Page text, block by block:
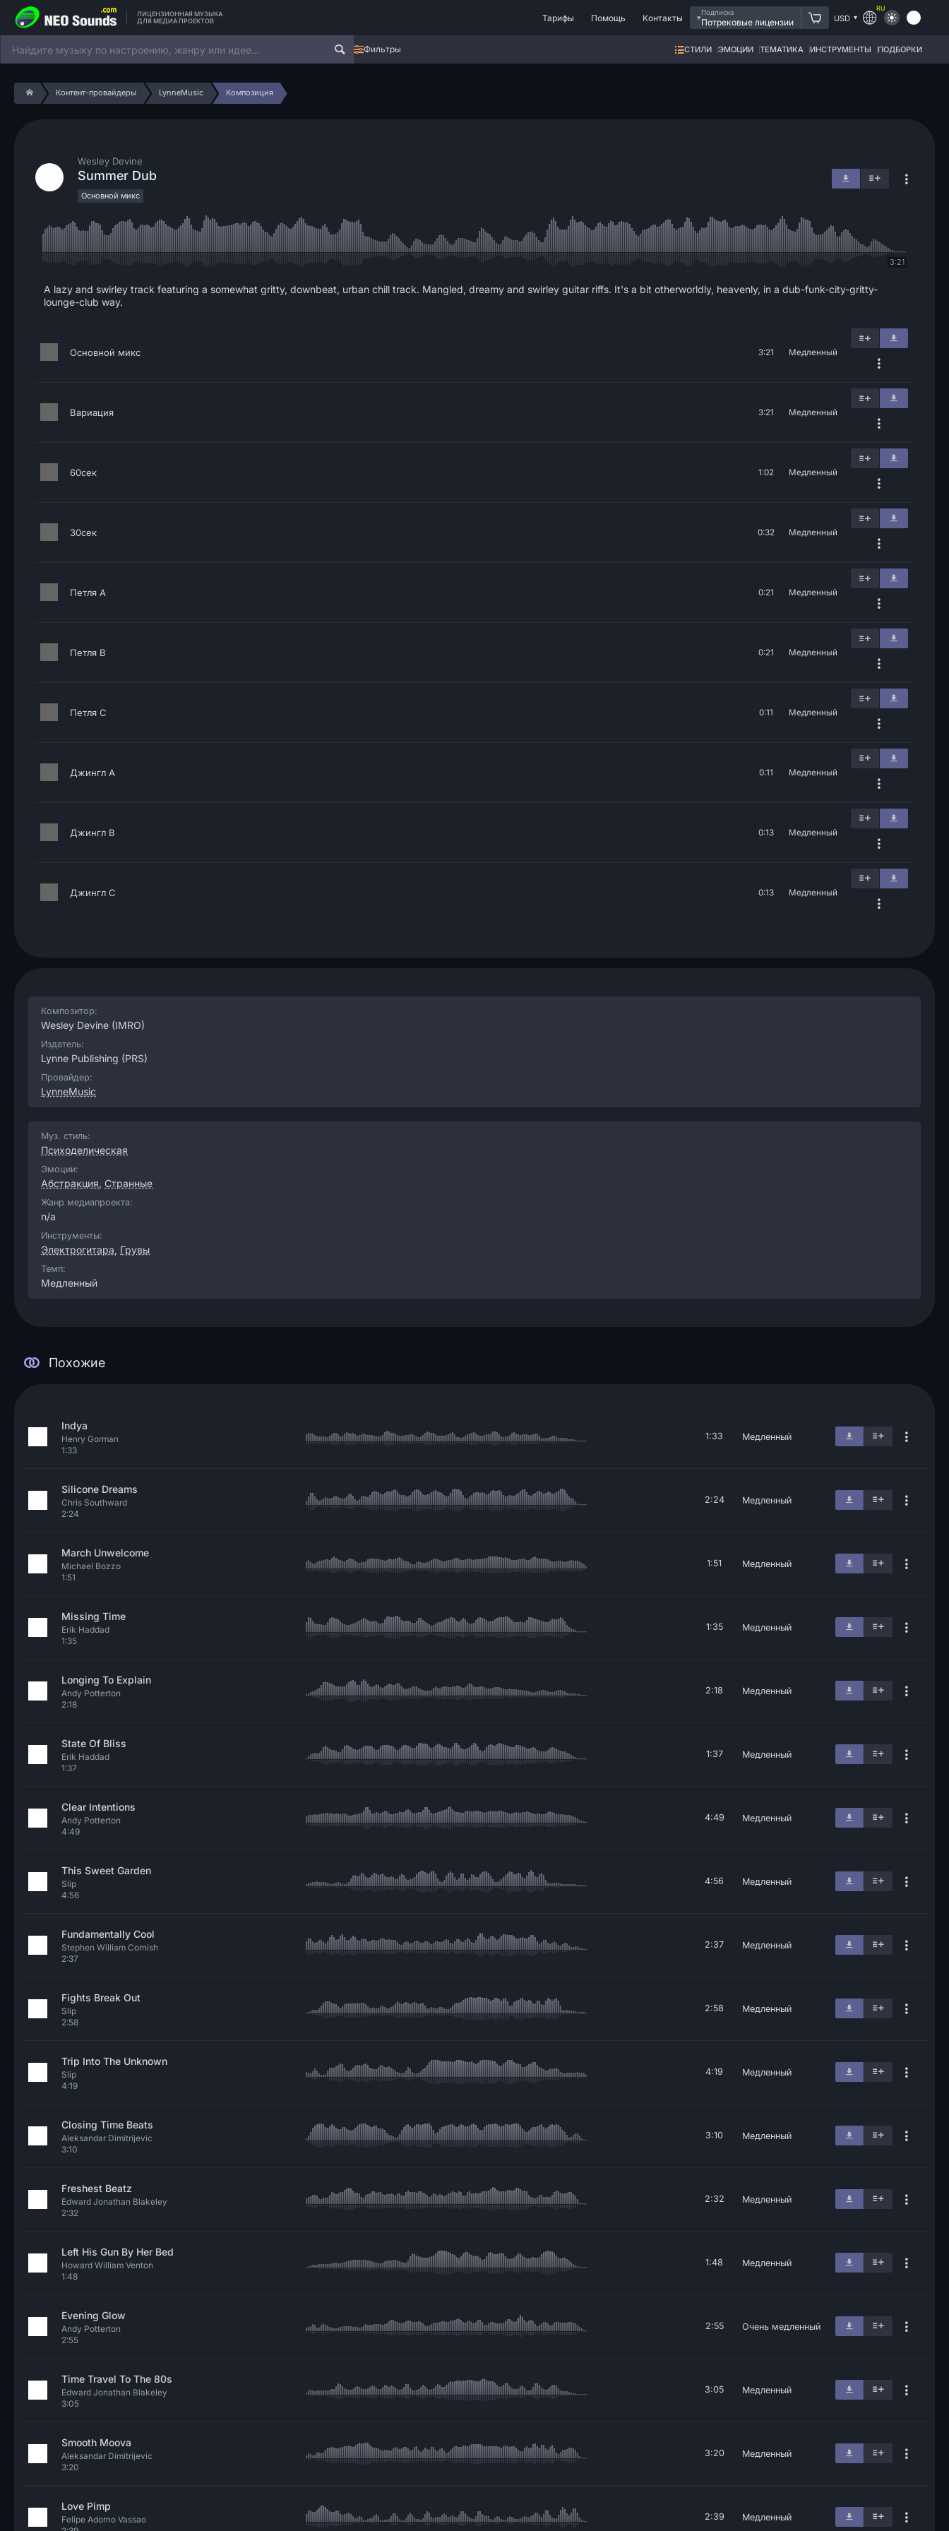
ЛИЦЕНЗИОННАЯ МУЗЫКА
ДЛЯ МЕДИА ПРОЕКТОВ
Тарифы Помощь Контакты
Подписка
Потрековые лицензии USD
RU
Фильтры СТИЛИ ЭМОЦИИ ТЕМАТИКА ИНСТРУМЕНТЫ ПОДБОРКИ
Контент-провайдеры LynneMusic Композиция
Wesley Devine
Summer Dub
Основной микс
3:21
A lazy and swirley track featuring a somewhat gritty, downbeat, urban chill track. Mangled, dreamy and swirley guitar riffs. It's a bit otherworldly, heavenly, in a dub-funk-city-gritty-
lounge-club way.
Основной микс 3:21 Медленный
Вариация 3:21 Медленный
60сек 1:02 Медленный
30сек 0:32 Медленный
Петля A 0:21 Медленный
Петля B 0:21 Медленный
Петля C 0:11 Медленный
Джингл A 0:11 Медленный
Джингл B 0:13 Медленный
Джингл C 0:13 Медленный
Композитор:
Wesley Devine (IMRO)
Издатель:
Lynne Publishing (PRS)
Провайдер:
LynneMusic
Муз. стиль:
Психоделическая
Эмоции:
Абстракция, Странные
Жанр медиапроекта:
n/a
Инструменты:
Электрогитара, Грувы
Темп:
Медленный
Похожие
Indya
Henry Gorman
1:33
1:33 Медленный
Silicone Dreams
Chris Southward
2:24
2:24 Медленный
March Unwelcome
Michael Bozzo
1:51
1:51 Медленный
Missing Time
Erik Haddad
1:35
1:35 Медленный
Longing To Explain
Andy Potterton
2:18
2:18 Медленный
State Of Bliss
Erik Haddad
1:37
1:37 Медленный
Clear Intentions
Andy Potterton
4:49
4:49 Медленный
This Sweet Garden
Slip
4:56
4:56 Медленный
Fundamentally Cool
Stephen William Cornish
2:37
2:37 Медленный
Fights Break Out
Slip
2:58
2:58 Медленный
Trip Into The Unknown
Slip
4:19
4:19 Медленный
Closing Time Beats
Aleksandar Dimitrijevic
3:10
3:10 Медленный
Freshest Beatz
Edward Jonathan Blakeley
2:32
2:32 Медленный
Left His Gun By Her Bed
Howard William Venton
1:48
1:48 Медленный
Evening Glow
Andy Potterton
2:55
2:55 Очень медленный
Time Travel To The 80s
Edward Jonathan Blakeley
3:05
3:05 Медленный
Smooth Moova
Aleksandar Dimitrijevic
3:20
3:20 Медленный
Love Pimp
Felipe Adorno Vassao
2:39 Медленный